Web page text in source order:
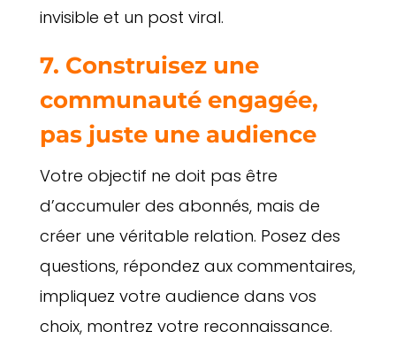
invisible et un post viral.
7. Construisez une
communauté engagée,
pas juste une audience
Votre objectif ne doit pas être
d’accumuler des abonnés, mais de
créer une véritable relation. Posez des
questions, répondez aux commentaires,
impliquez votre audience dans vos
choix, montrez votre reconnaissance.